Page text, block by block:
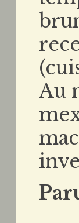
Au